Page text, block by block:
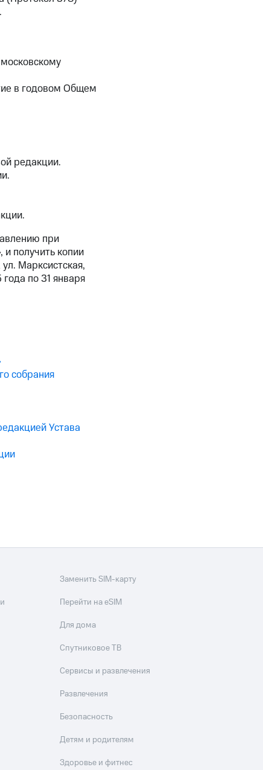
в годовом Общем
редакции.
при
получить копии
Марксистская,
по 31 января
собрания
Устава
Заменить SIM-карту
Перейти на eSIM
Для дома
Спутниковое ТВ
Сервисы и развлечения
Развлечения
Безопасность
Детям и родителям
Здоровье и фитнес